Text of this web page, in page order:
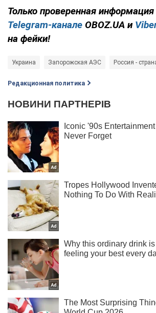
Только проверенная информация
Telegram-канале OBOZ.UA и Viber
на фейки!
Украина Запорожская АЭС Россия -
Редакционная политика